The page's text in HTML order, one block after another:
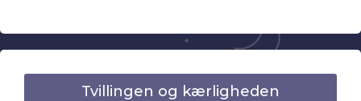
Tvillingen og kærligheden